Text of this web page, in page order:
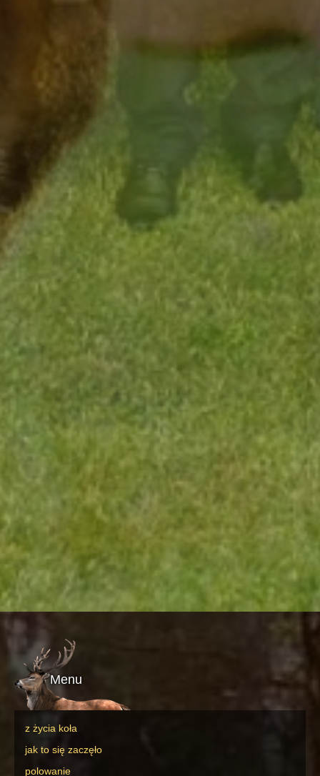
Menu
z życia koła
jak to się zaczęło
polowanie